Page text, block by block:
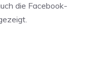
die Facebook-